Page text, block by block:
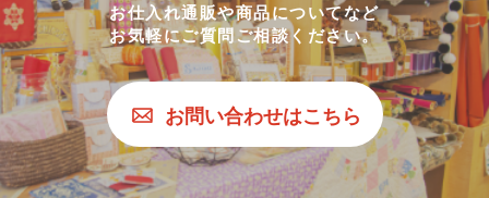
お仕入れ通販や商品についてなど
お気軽にご質問ご相談ください。
お問い合わせはこちら